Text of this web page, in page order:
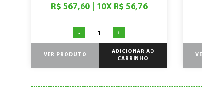
R$ 567,60| 10X R$ 56,76
- +
VER PRODUTO
ADICIONAR AO
CARRINHO